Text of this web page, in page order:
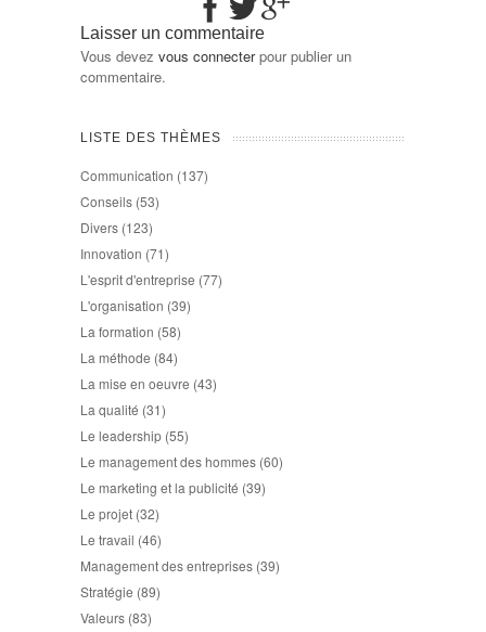
Laisser un commentaire
Vous devez vous connecterpour publier un
commentaire.
LISTE DES THÈMES
Communication (137)
Conseils (53)
Divers (123)
Innovation (71)
L'esprit d'entreprise (77)
L'organisation (39)
La formation (58)
La méthode (84)
La mise en oeuvre (43)
La qualité (31)
Le leadership (55)
Le management des hommes (60)
Le marketing et la publicité (39)
Le projet (32)
Le travail (46)
Management des entreprises (39)
Stratégie (89)
Valeurs (83)